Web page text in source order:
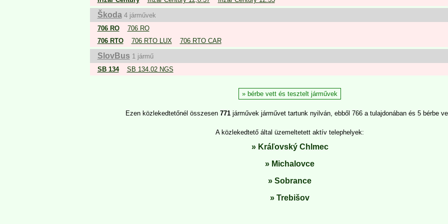
Škoda 4 járművek
706 RO
706 RO
706 RTO
706 RTO LUX 706 RTO CAR
SlovBus 1 jármű
SB 134
SB 134.02 NGS
bérbe vett és tesztelt járművek
Ezen közlekedtetőnél összesen 771 járművek járművet tartunk nyilván, ebből 766 a tulajdonában és 5 bérbe
A közlekedtető által üzemeltetett aktív telephelyek:
Kráľovský Chlmec
Michalovce
Sobrance
Trebišov